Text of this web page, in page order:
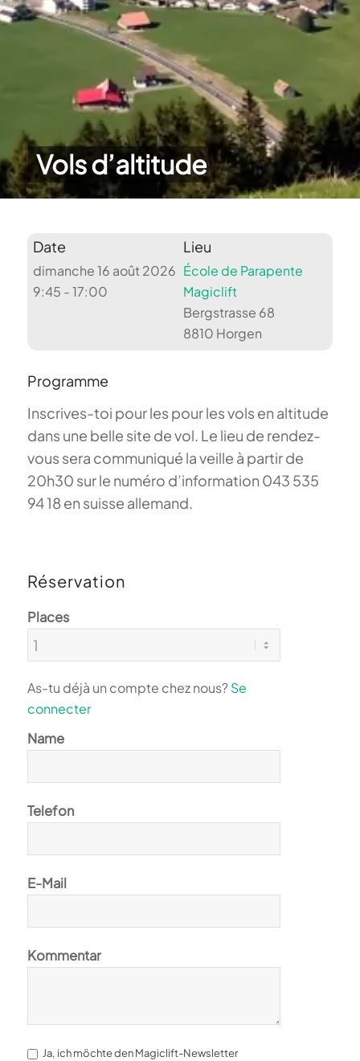
Vols d’altitude
Date
dimanche 16 août 2026
9:45 - 17:00
Lieu
École de Parapente
Magiclift
Bergstrasse 68
8810 Horgen
Programme
Inscrives-toi pour les pour les vols en altitude
dans une belle site de vol. Le lieu de rendez-
vous sera communiqué la veille à partir de
20h30 sur le numéro d’information 043 535
94 18 en suisse allemand.
Réservation
Places
As-tu déjà un compte chez nous?Se
connecter
Name
Telefon
E-Mail
Kommentar
Ja, ich möchte den Magiclift-Newsletter